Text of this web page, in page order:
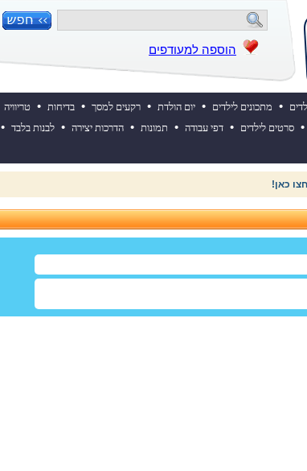
הוספה למעודפים
• מתכונים לילדים • יום הולדת • רקעים למסך • בדיחות • טריוויה
• סרטים לילדים • דפי עבודה • תמונות • הדרכות יצירה • לבנות בלבד •
כאן!